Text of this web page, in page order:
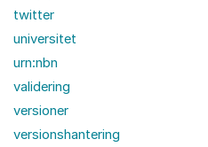
twitter
universitet
urn:nbn
validering
versioner
versionshantering